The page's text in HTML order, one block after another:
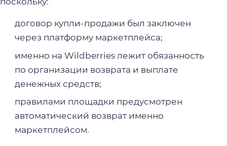
договор купли-продажи был заключен
через платформу маркетплейса;
именно на Wildberries лежит обязанность
по организации возврата и выплате
денежных средств;
правилами площадки предусмотрен
автоматический возврат именно
маркетплейсом.